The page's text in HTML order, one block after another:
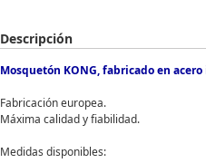
Descripción
Mosquetón KONG, fabricado en acero
Fabricación europea.
Máxima calidad y fiabilidad.
Medidas disponibles: